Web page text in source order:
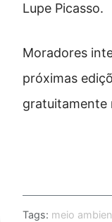
Lupe Picasso.
Moradores
próximas
gratuitamente
Tags: meio